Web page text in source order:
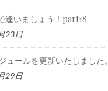
逢いましょう！part18
23日
ュールを更新いたしました。
29日